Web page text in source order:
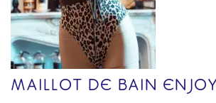
MAILLOT DE BAIN